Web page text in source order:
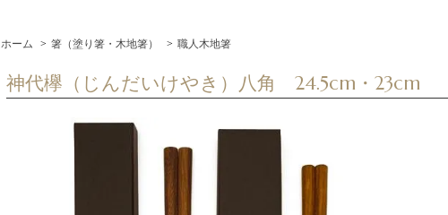
ホーム > 箸（塗り箸・木地箸） > 職人木地箸
神代欅（じんだいけやき）八角 24.5cm・23cm